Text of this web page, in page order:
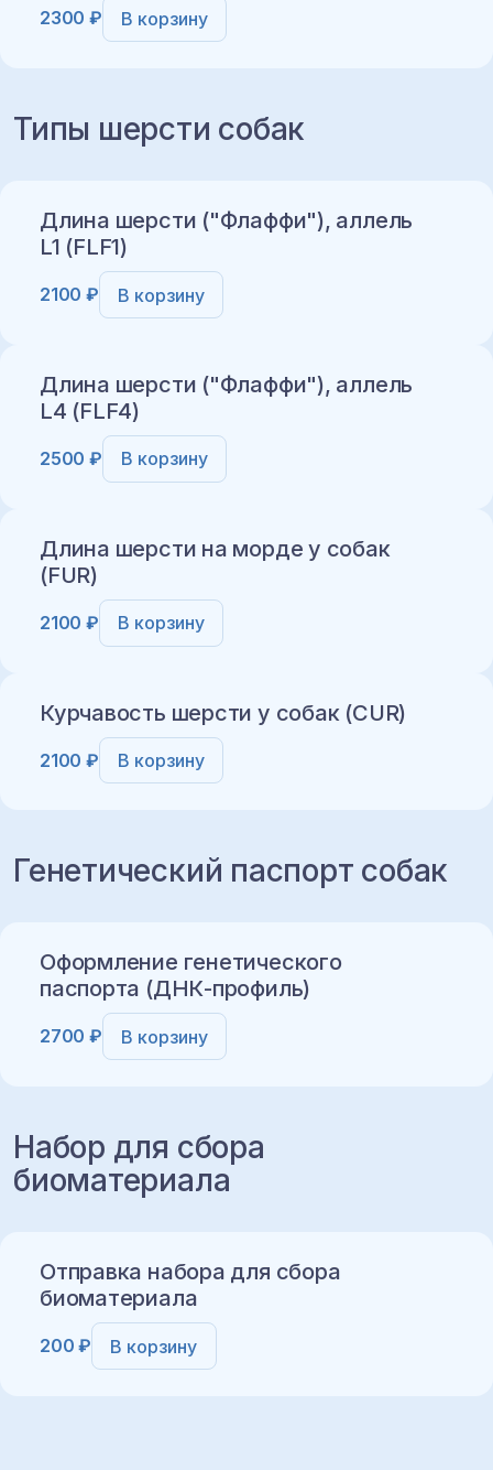
Добавить в корзину
2300 ₽ В корзину
Типы шерсти собак
Длина шерсти ("Флаффи"), аллель
L1 (FLF1)
Добавить в корзину
2100 ₽ В корзину
Длина шерсти ("Флаффи"), аллель
L4 (FLF4)
Добавить в корзину
2500 ₽ В корзину
Длина шерсти на морде у собак
(FUR)
2100 ₽ В корзину
Курчавость шерсти у собак (CUR)
2100 ₽ В корзину
Генетический паспорт собак
Оформление генетического
паспорта (ДНК-профиль)
2700 ₽ В корзину
Набор для сбора
биоматериала
Отправка набора для сбора
биоматериала
200 ₽ В корзину